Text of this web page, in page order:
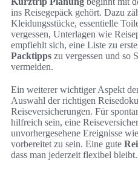
ins Reisegepäck gehört. Dazu
Kleidungsstücke, essentielle
vergessen, Unterlagen wie
empfiehlt sich, eine Liste zu
Packtipps zu vergessen und so
vermeiden.
Ein weiterer wichtiger Aspekt
Auswahl der richtigen
Reiseversicherungen. Für
hilfreich sein, eine
unvorhergesehene Ereignisse
vorbereitet zu sein. Eine gute
dass man jederzeit flexibel bleibt.